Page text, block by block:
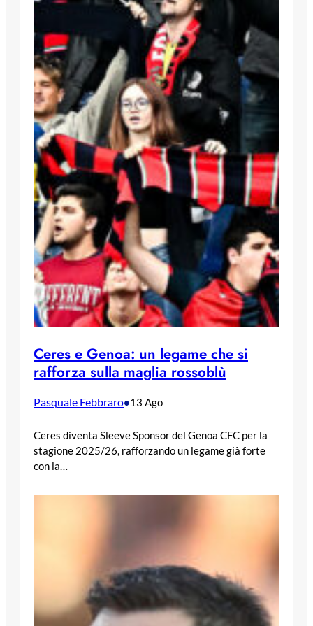
Ceres e Genoa: un legame che si
rafforza sulla maglia rossoblù
Pasquale Febbraro•13 Ago
Ceres diventa Sleeve Sponsor del Genoa CFC per la
stagione 2025/26, rafforzando un legame già forte
con la…